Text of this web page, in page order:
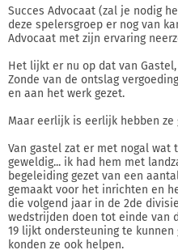
Succes Advocaat (zal je nodig
deze spelersgroep er nog van
Advocaat met zijn ervaring
Het lijkt er nu op dat van
Zonde van de ontslag
en aan het werk gezet.
Maar eerlijk is eerlijk hebben ze
Van gastel zat er met nogal wat
geweldig... ik had hem met
begeleiding gezet van een
gemaakt voor het inrichten en
die volgend jaar in de 2de
wedstrijden doen tot einde van
19 lijkt ondersteuning te
konden ze ook helpen.